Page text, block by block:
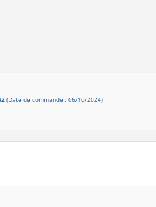
(Date de commande : 06/10/2024)